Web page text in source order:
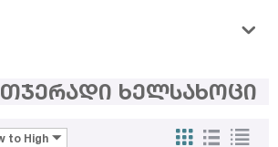
ხელსახოცი
to High